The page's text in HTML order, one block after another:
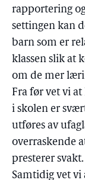
rapportering
settingen kan
barn som er
klassen slik at
om de mer
Fra før vet vi
i skolen er
utføres av
overraskende
presterer svakt.
Samtidig vet